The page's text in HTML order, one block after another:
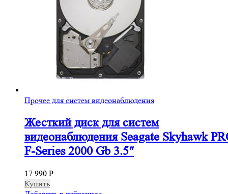
Прочее для систем видеонаблюдения
Жесткий диск для систем
видеонаблюдения Seagate Skyhawk
F-Series 2000 Gb 3.5″
17 990 Р
Купить